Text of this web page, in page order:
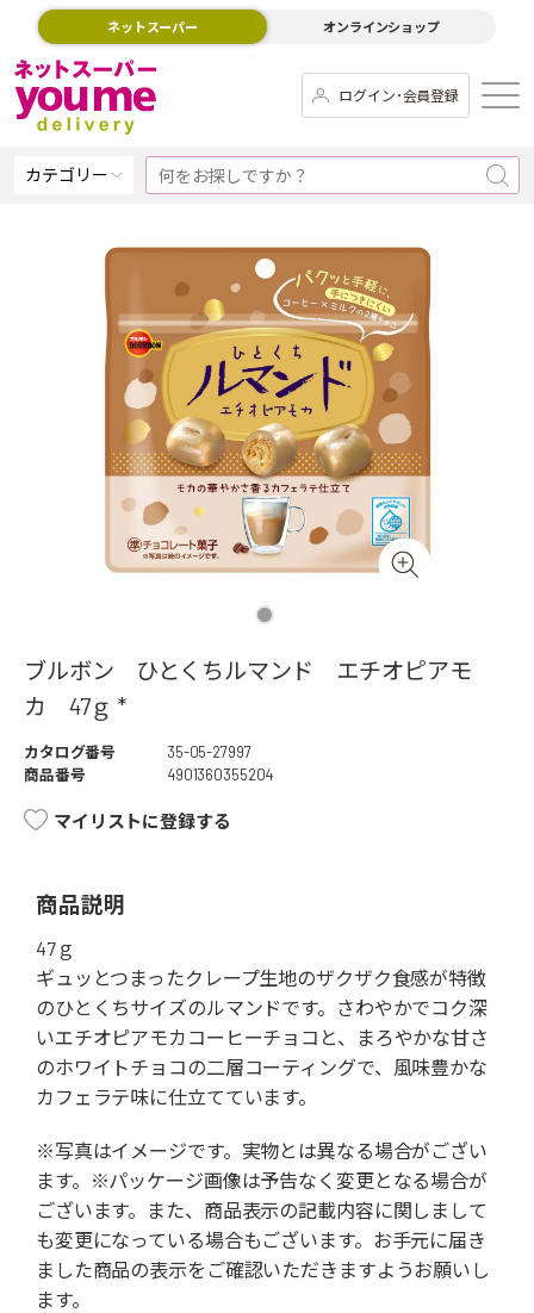
ネットスーパー オンラインショップ
ログイン･会員登録
カテゴリー
ブルボン ひとくちルマンド エチオピアモ
カ 47ｇ *
カタログ番号
35-05-27997
商品番号
4901360355204
マイリストに登録する
商品説明
47ｇ
ギュッとつまったクレープ生地のザクザク食感が特徴
のひとくちサイズのルマンドです。さわやかでコク深
いエチオピアモカコーヒーチョコと、まろやかな甘さ
のホワイトチョコの二層コーティングで、風味豊かな
カフェラテ味に仕立てています。
※写真はイメージです。実物とは異なる場合がござい
ます。※パッケージ画像は予告なく変更となる場合が
ございます。また、商品表示の記載内容に関しまして
も変更になっている場合もございます。お手元に届き
ました商品の表示をご確認いただきますようお願いし
ます。